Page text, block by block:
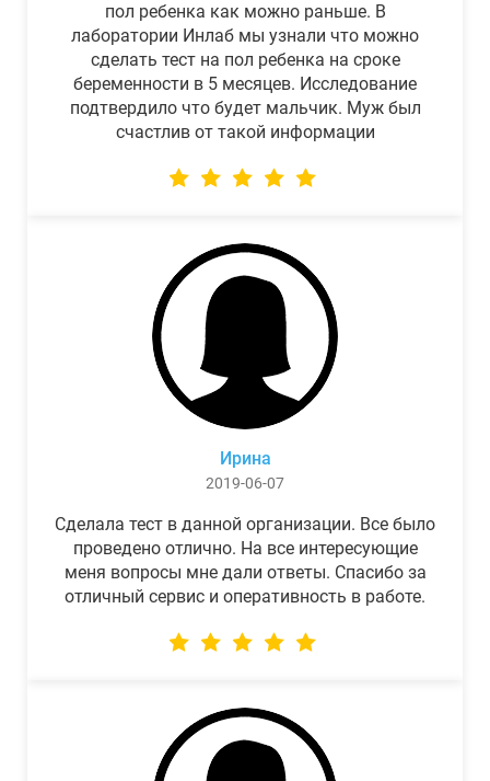
пол ребенка как можно раньше. В
лаборатории Инлаб мы узнали что можно
сделать тест на пол ребенка на сроке
беременности в 5 месяцев. Исследование
подтвердило что будет мальчик. Муж был
счастлив от такой информации
Ирина
2019-06-07
Сделала тест в данной организации. Все было
проведено отлично. На все интересующие
меня вопросы мне дали ответы. Спасибо за
отличный сервис и оперативность в работе.